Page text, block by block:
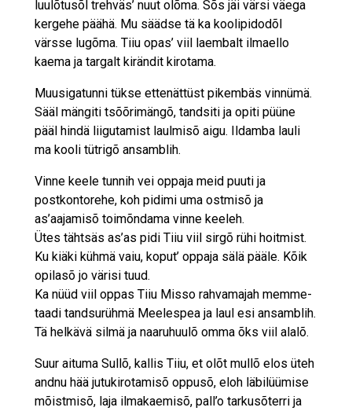
luulõtusõl trehväs’ nuut olõma. Sõs jäi värsi väega
kergehe päähä. Mu säädse tä ka koolipidodõl
värsse lugõma. Tiiu opas’ viil laembalt ilmaello
kaema ja targalt kirändit kirotama.
Muusigatunni tükse ettenättüst pikembäs vinnümä.
Sääl mängiti tsõõrimängõ, tandsiti ja opiti püüne
pääl hindä liigutamist laulmisõ aigu. Ildamba lauli
ma kooli tütrigõ ansamblih.
Vinne keele tunnih vei oppaja meid puuti ja
postkontorehe, koh pidimi uma ostmisõ ja
as’aajamisõ toimõndama vinne keeleh.
Ütes tähtsäs as’as pidi Tiiu viil sirgõ rühi hoitmist.
Ku kiäki kühmä vaiu, koput’ oppaja sälä pääle. Kõik
opilasõ jo värisi tuud.
Ka nüüd viil oppas Tiiu Misso rahvamajah memme-
taadi tandsurühmä Meelespea ja laul esi ansamblih.
Tä helkävä silmä ja naaruhuulõ omma õks viil alalõ.
Suur aituma Sullõ, kallis Tiiu, et olõt mullõ elos üteh
andnu hää jutukirotamisõ oppusõ, eloh läbilüümise
mõistmisõ, laja ilmakaemisõ, pall’o tarkusõterri ja